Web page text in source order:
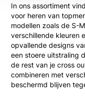
In ons assortiment
voor heren van
modellen zoals de S-
verschillende kleuren
opvallende designs
een stoere uitstraling
de rest van je cross
combineren met
beschermd blijven